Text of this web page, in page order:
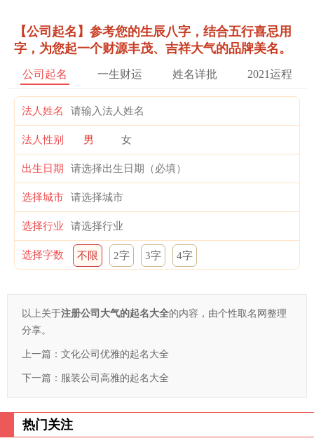
【公司起名】参考您的生辰八字，结合五行喜忌用
字，为您起一个财源丰茂、吉祥大气的品牌美名。
公司起名 一生财运 姓名详批 2021运程
法人姓名
法人性别 男 女
出生日期
选择城市
选择行业
选择字数 不限 2字 3字 4字
以上关于注册公司大气的起名大全的内容，由个性取名网整理
分享。
上一篇： 文化公司优雅的起名大全
下一篇： 服装公司高雅的起名大全
热门关注